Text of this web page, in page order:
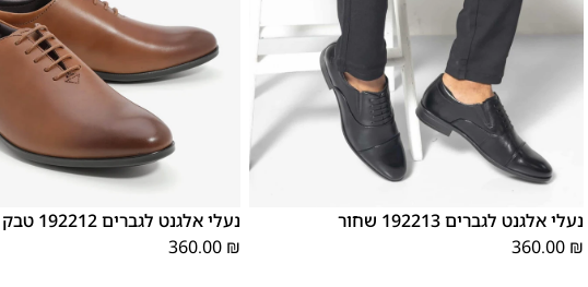
נעלי אלגנט לגברים 192213 שחור
360.00 ₪
נעלי אלגנט לגברים 192212 טבק
360.00 ₪